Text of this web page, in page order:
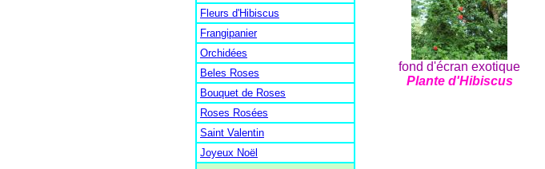
Fleurs d'Hibiscus
Frangipanier
Orchidées
Beles Roses
Bouquet de Roses
Roses Rosées
Saint Valentin
Joyeux Noël
fond d'écran exotique
Plante d'Hibiscus